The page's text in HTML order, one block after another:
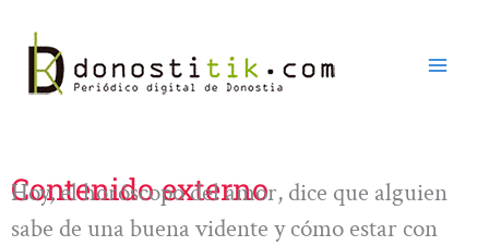
contenido
Contenido externo
Hoy, el horóscopo del amor, dice que alguien
sabe de una buena vidente y cómo estar con